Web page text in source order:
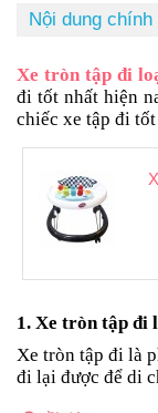
Bé
mặc
Bé
đi
ra
ngoài
an
tắm
Nội dung chính
Xe tròn tập đi
đi tốt nhất hiện
chiếc xe tập đi
1. Xe tròn tập đi
Xe tròn tập đi là
đi lại được để di